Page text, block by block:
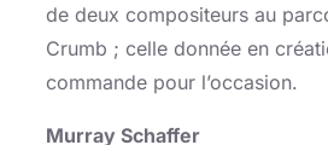
de deux compositeurs au
Crumb ; celle donnée en
commande pour l’occasion.
Murray Schaffer